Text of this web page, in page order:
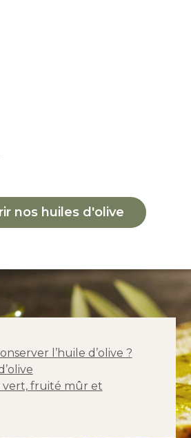
nos huiles d'olive
l’huile d’olive ?
vert, fruité mûr et